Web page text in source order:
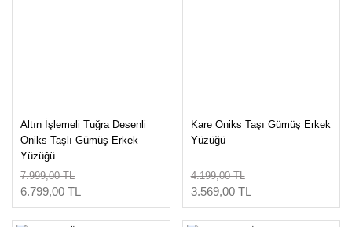
Altın İşlemeli Tuğra Desenli
Oniks Taşlı Gümüş Erkek
Yüzüğü
7.999,00 TL
6.799,00 TL
Kare Oniks Taşı Gümüş Erkek
Yüzüğü
4.199,00 TL
3.569,00 TL